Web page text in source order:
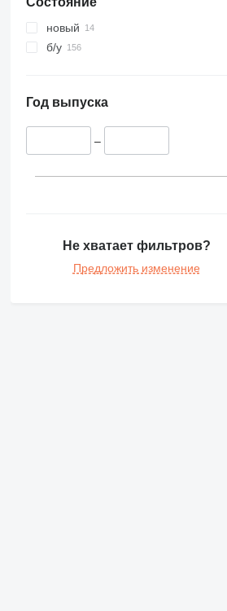
PC
новый
б/у
Год выпуска
–
Не хватает фильтров?
Предложить изменение